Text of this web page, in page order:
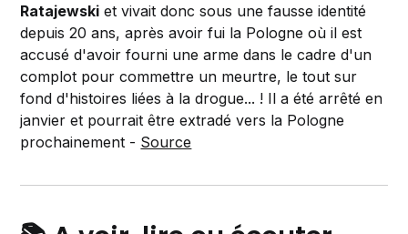
Ratajewski et vivait donc sous une fausse identité
depuis 20 ans, après avoir fui la Pologne où il est
accusé d'avoir fourni une arme dans le cadre d'un
complot pour commettre un meurtre, le tout sur
fond d'histoires liées à la drogue... ! Il a été arrêté en
janvier et pourrait être extradé vers la Pologne
prochainement - Source